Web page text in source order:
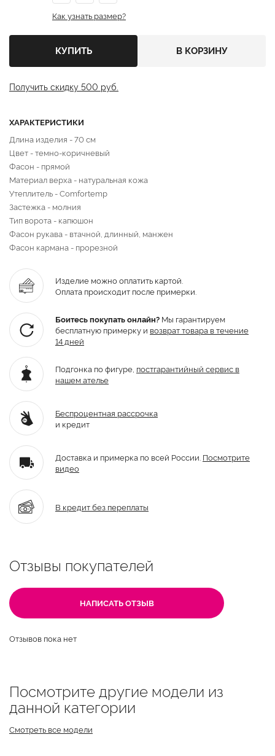
Как узнать размер?
КУПИТЬ В КОРЗИНУ
Получить скидку 500 руб.
ХАРАКТЕРИСТИКИ
Длина изделия - 70 см
Цвет - темно-коричневый
Фасон - прямой
Материал верха - натуральная кожа
Утеплитель - Comfortemp
Застежка - молния
Тип ворота - капюшон
Фасон рукава - втачной, длинный, манжен
Фасон кармана - прорезной
Изделие можно оплатить картой.
Оплата происходит после примерки.
Боитесь покупать онлайн? Мы гарантируем
бесплатную примерку и возврат товара в течение
14 дней
Подгонка по фигуре, постгарантийный сервис в
нашем ателье
Беспроцентная рассрочка
и кредит
Доставка и примерка по всей России. Посмотрите
видео
В кредит без переплаты
Отзывы покупателей
НАПИСАТЬ ОТЗЫВ
Отзывов пока нет
Посмотрите другие модели из
данной категории
Смотреть все модели